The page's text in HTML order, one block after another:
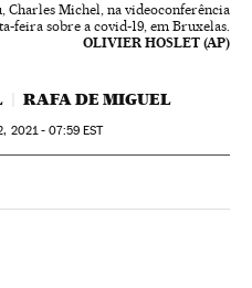
Charles Michel, na videoconferência
feira sobre a covid-19, em Bruxelas.
OLIVIER HOSLET (AP)
RAFA DE MIGUEL
2021 - 07:59EST
Sociales